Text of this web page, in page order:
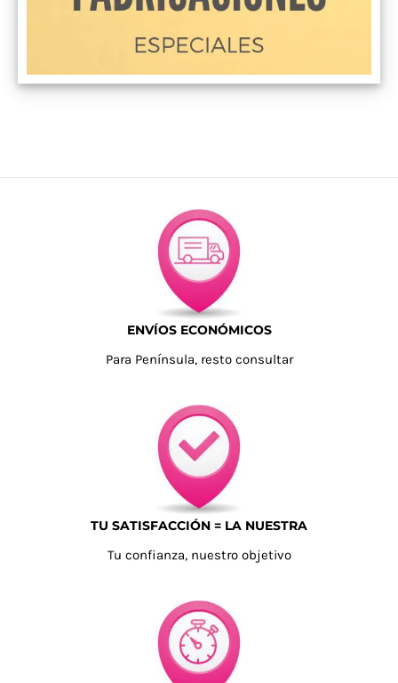
ENVÍOS ECONÓMICOS
Para Península, resto consultar
TU SATISFACCIÓN = LA NUESTRA
Tu confianza, nuestro objetivo